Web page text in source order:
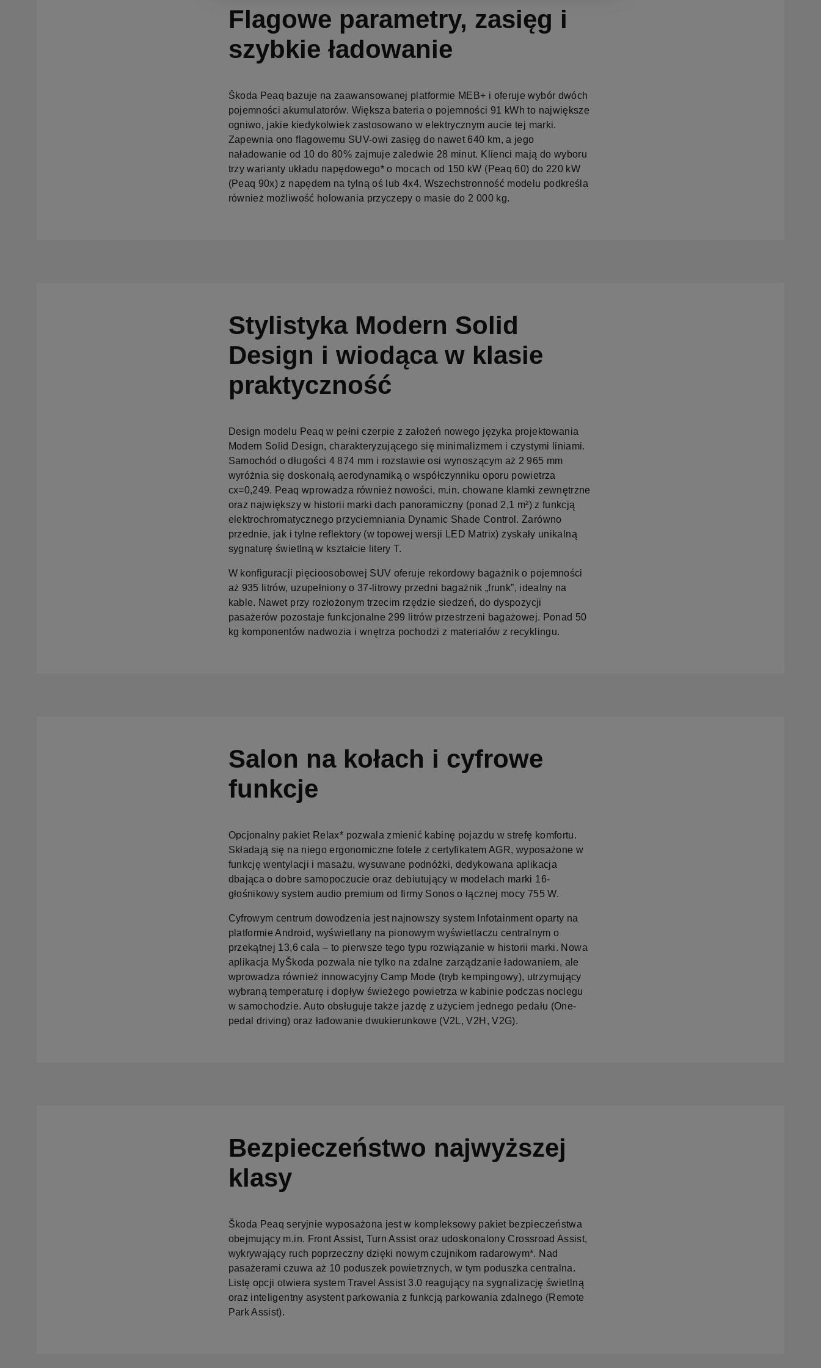
Flagowe parametry, zasięg i
szybkie ładowanie
Škoda Peaq bazuje na zaawansowanej platformie MEB+ i oferuje wybór dwóch
pojemności akumulatorów. Większa bateria o pojemności 91 kWh to największe
ogniwo, jakie kiedykolwiek zastosowano w elektrycznym aucie tej marki.
Zapewnia ono flagowemu SUV-owi zasięg do nawet 640 km, a jego
naładowanie od 10 do 80% zajmuje zaledwie 28 minut. Klienci mają do wyboru
trzy warianty układu napędowego* o mocach od 150 kW (Peaq 60) do 220 kW
(Peaq 90x) z napędem na tylną oś lub 4x4. Wszechstronność modelu podkreśla
również możliwość holowania przyczepy o masie do 2 000 kg.
Stylistyka Modern Solid
Design i wiodąca w klasie
praktyczność
Design modelu Peaq w pełni czerpie z założeń nowego języka projektowania
Modern Solid Design, charakteryzującego się minimalizmem i czystymi liniami.
Samochód o długości 4 874 mm i rozstawie osi wynoszącym aż 2 965 mm
wyróżnia się doskonałą aerodynamiką o współczynniku oporu powietrza
cx=0,249. Peaq wprowadza również nowości, m.in. chowane klamki zewnętrzne
oraz największy w historii marki dach panoramiczny (ponad 2,1 m²) z funkcją
elektrochromatycznego przyciemniania Dynamic Shade Control. Zarówno
przednie, jak i tylne reflektory (w topowej wersji LED Matrix) zyskały unikalną
sygnaturę świetlną w kształcie litery T.
W konfiguracji pięcioosobowej SUV oferuje rekordowy bagażnik o pojemności
aż 935 litrów, uzupełniony o 37-litrowy przedni bagażnik „frunk”, idealny na
kable. Nawet przy rozłożonym trzecim rzędzie siedzeń, do dyspozycji
pasażerów pozostaje funkcjonalne 299 litrów przestrzeni bagażowej. Ponad 50
kg komponentów nadwozia i wnętrza pochodzi z materiałów z recyklingu.
Salon na kołach i cyfrowe
funkcje
Opcjonalny pakiet Relax* pozwala zmienić kabinę pojazdu w strefę komfortu.
Składają się na niego ergonomiczne fotele z certyfikatem AGR, wyposażone w
funkcję wentylacji i masażu, wysuwane podnóżki, dedykowana aplikacja
dbająca o dobre samopoczucie oraz debiutujący w modelach marki 16-
głośnikowy system audio premium od firmy Sonos o łącznej mocy 755 W.
Cyfrowym centrum dowodzenia jest najnowszy system Infotainment oparty na
platformie Android, wyświetlany na pionowym wyświetlaczu centralnym o
przekątnej 13,6 cala – to pierwsze tego typu rozwiązanie w historii marki. Nowa
aplikacja MyŠkoda pozwala nie tylko na zdalne zarządzanie ładowaniem, ale
wprowadza również innowacyjny Camp Mode (tryb kempingowy), utrzymujący
wybraną temperaturę i dopływ świeżego powietrza w kabinie podczas noclegu
w samochodzie. Auto obsługuje także jazdę z użyciem jednego pedału (One-
pedal driving) oraz ładowanie dwukierunkowe (V2L, V2H, V2G).
Bezpieczeństwo najwyższej
klasy
Škoda Peaq seryjnie wyposażona jest w kompleksowy pakiet bezpieczeństwa
obejmujący m.in. Front Assist, Turn Assist oraz udoskonalony Crossroad Assist,
wykrywający ruch poprzeczny dzięki nowym czujnikom radarowym*. Nad
pasażerami czuwa aż 10 poduszek powietrznych, w tym poduszka centralna.
Listę opcji otwiera system Travel Assist 3.0 reagujący na sygnalizację świetlną
oraz inteligentny asystent parkowania z funkcją parkowania zdalnego (Remote
Park Assist).